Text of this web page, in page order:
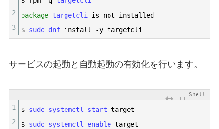
2
3
package targetcli is not
installed
$ sudo dnf install -y targetcli
サービスの起動と自動起動の有効化を行います。
Shell
1
2
$ sudo systemctl start target
$ sudo systemctl enable target